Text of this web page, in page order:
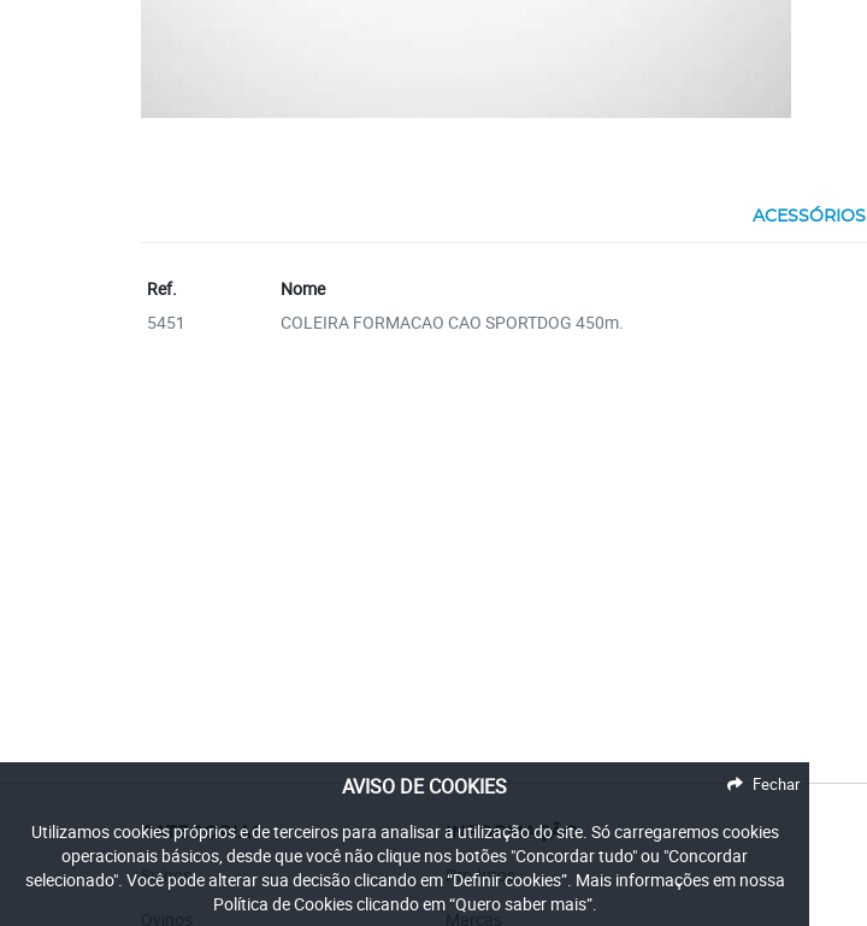
ACESSÓRIOS
Ref. Nome
5451
COLEIRA FORMACAO CAO SPORTDOG 450m.
CATEGORIAS
Suínos
INFORMAÇÃO
Produtos
Marcas
AVISO DE COOKIES
Utilizamos cookies próprios e de terceiros para analisar a utilização do site. Só carregaremos cookies
operacionais básicos, desde que você não clique nos botões "Concordar tudo" ou "Concordar
selecionado". Você pode alterar sua decisão clicando em “Definir cookies”. Mais informações em nossa
Política de Cookies clicando em “Quero saber mais”.
Fechar